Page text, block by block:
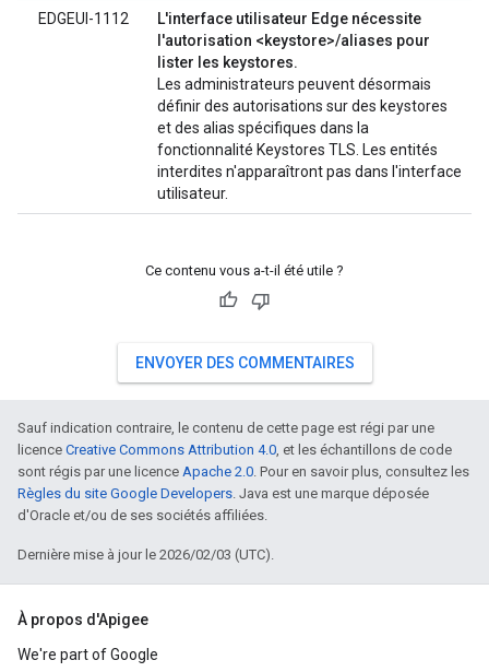
EDGEUI-1112
L'interface utilisateur Edge nécessite
l'autorisation <keystore>/aliases pour
lister les keystores.
Les administrateurs peuvent désormais
définir des autorisations sur des keystores
et des alias spécifiques dans la
fonctionnalité Keystores TLS. Les entités
interdites n'apparaîtront pas dans l'interface
utilisateur.
Ce contenu vous a-t-il été utile ?
ENVOYER DES COMMENTAIRES
Sauf indication contraire, le contenu de cette page est régi par une
licence Creative Commons Attribution 4.0, et les échantillons de code
sont régis par une licence Apache 2.0. Pour en savoir plus, consultez les
Règles du site Google Developers. Java est une marque déposée
d'Oracle et/ou de ses sociétés affiliées.
Dernière mise à jour le 2026/02/03 (UTC).
À propos d'Apigee
We're part of Google